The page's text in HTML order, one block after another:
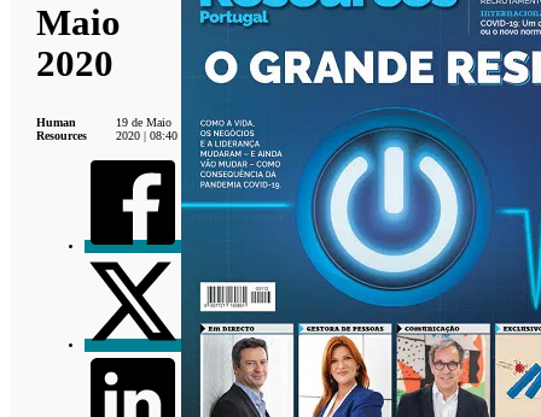
Maio
2020
Human
Resources
19 de Maio
2020 | 08:40